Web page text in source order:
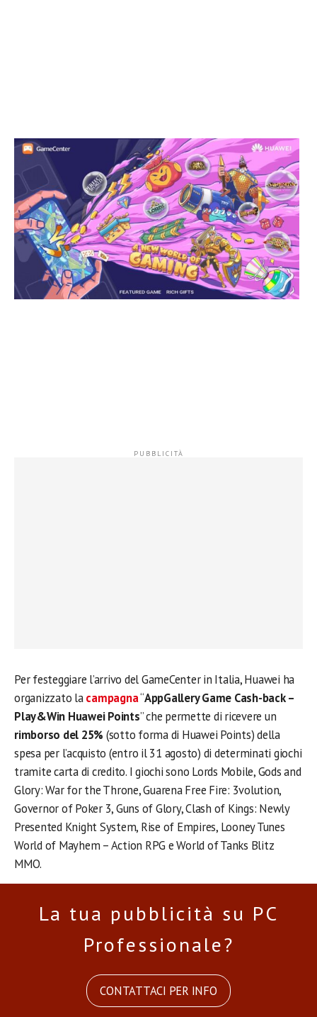
Per festeggiare l’arrivo del GameCenter in Italia, Huawei ha
organizzato lacampagna“AppGallery Game Cash-back –
Play&Win Huawei Points” che permette di ricevere un
rimborso del 25% (sotto forma di Huawei Points) della
spesa per l’acquisto (entro il 31 agosto) di determinati giochi
tramite carta di credito. I giochi sono Lords Mobile, Gods and
Glory: War for the Throne, Guarena Free Fire: 3volution,
Governor of Poker 3, Guns of Glory, Clash of Kings: Newly
Presented Knight System, Rise of Empires, Looney Tunes
World of Mayhem – Action RPG e World of Tanks Blitz
MMO.
La tua pubblicità su PC
Professionale?
CONTATTACI PER INFO